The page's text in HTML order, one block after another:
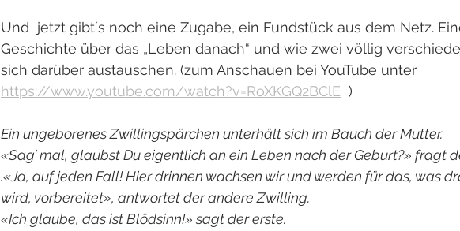
Und  jetzt gibt´s noch eine Zugabe, ein Fundstück aus dem Netz.
Geschichte über das „Leben danach“ und wie zwei völlig
sich darüber austauschen. (zum Anschauen bei YouTube unter
https://www.youtube.com/watch?v=RoXKGQ2BClE )
Ein ungeborenes Zwillingspärchen unterhält sich im Bauch der Mutter.
«Sag’ mal, glaubst Du eigentlich an ein Leben nach der Geburt?» fragt
.«Ja, auf jeden Fall! Hier drinnen wachsen wir und werden für das, was
wird, vorbereitet», antwortet der andere Zwilling.
«Ich glaube, das ist Blödsinn!» sagt der erste.